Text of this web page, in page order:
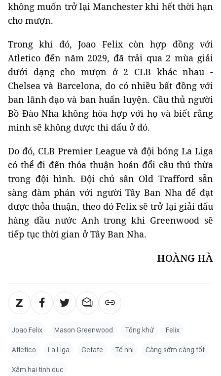
không muốn trở lại Manchester khi hết thời hạn
cho mượn.
Trong khi đó, Joao Felix còn hợp đồng với
Atletico đến năm 2029, đã trải qua 2 mùa giải
dưới dạng cho mượn ở 2 CLB khác nhau -
Chelsea và Barcelona, ​​​​do có nhiều bất đồng với
ban lãnh đạo và ban huấn luyện. Cầu thủ người
Bồ Đào Nha không hòa hợp với họ và biết rằng
mình sẽ không được thi đấu ở đó.
Do đó, CLB Premier League và đội bóng La Liga
có thể đi đến thỏa thuận hoán đổi cầu thủ thừa
trong đội hình. Đội chủ sân Old Trafford sẵn
sàng đàm phán với người Tây Ban Nha để đạt
được thỏa thuận, theo đó Felix sẽ trở lại giải đấu
hàng đầu nước Anh trong khi Greenwood sẽ
tiếp tục thời gian ở Tây Ban Nha.
HOÀNG HÀ
Joao Felix Mason Greenwood Tống khứ Felix
Atletico La Liga Getafe Tế nhị Càng sớm càng tốt
Xâm hại tình dục